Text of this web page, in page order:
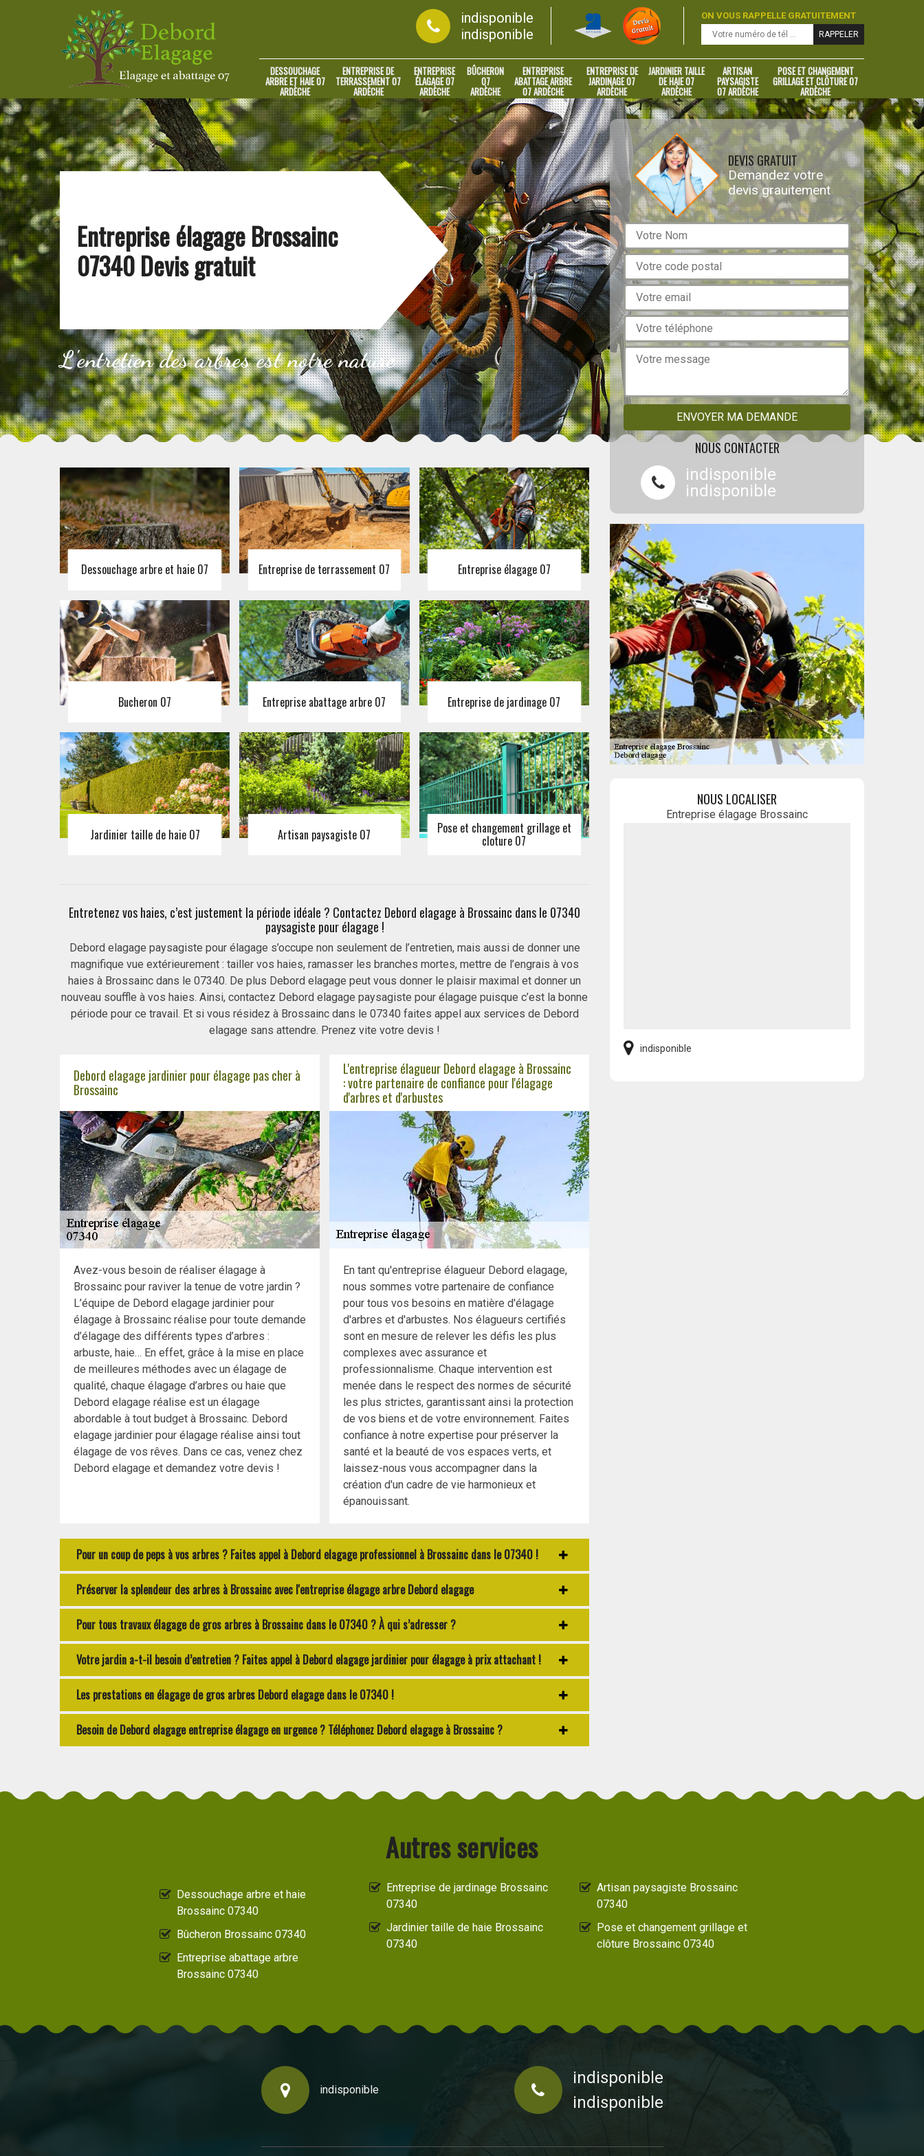
indisponible
indisponible
ON VOUS RAPPELLE GRATUITEMENT
DESSOUCHAGE
ARBRE ET HAIE 07
ARDÈCHE
ENTREPRISE DE
TERRASSEMENT 07
ARDÈCHE
ENTREPRISE
ÉLAGAGE 07
ARDÈCHE
BÛCHERON
07
ARDÈCHE
ENTREPRISE
ABATTAGE ARBRE
07 ARDÈCHE
ENTREPRISE DE
JARDINAGE 07
ARDÈCHE
JARDINIER TAILLE
DE HAIE 07
ARDÈCHE
ARTISAN
PAYSAGISTE
07 ARDÈCHE
POSE ET CHANGEMENT
GRILLAGE ET CLÔTURE 07
ARDÈCHE
Entreprise élagage Brossainc
07340 Devis gratuit
L'entretien des arbres est notre nature
Dessouchage arbre et haie 07 Entreprise de terrassement 07 Entreprise élagage 07
Bucheron 07 Entreprise abattage arbre 07 Entreprise de jardinage 07
Jardinier taille de haie 07 Artisan paysagiste 07 Pose et changement grillage et
cloture 07
Entretenez vos haies, c’est justement la période idéale ? Contactez Debord elagage à Brossainc dans le 07340
paysagiste pour élagage !
Debord elagage paysagiste pour élagage s’occupe non seulement de l’entretien, mais aussi de donner une
magnifique vue extérieurement : tailler vos haies, ramasser les branches mortes, mettre de l’engrais à vos
haies à Brossainc dans le 07340. De plus Debord elagage peut vous donner le plaisir maximal et donner un
nouveau souffle à vos haies. Ainsi, contactez Debord elagage paysagiste pour élagage puisque c’est la bonne
période pour ce travail. Et si vous résidez à Brossainc dans le 07340 faites appel aux services de Debord
elagage sans attendre. Prenez vite votre devis !
Debord elagage jardinier pour élagage pas cher à
Brossainc
Avez-vous besoin de réaliser élagage à
Brossainc pour raviver la tenue de votre jardin ?
L’équipe de Debord elagage jardinier pour
élagage à Brossainc réalise pour toute demande
d’élagage des différents types d’arbres :
arbuste, haie… En effet, grâce à la mise en place
de meilleures méthodes avec un élagage de
qualité, chaque élagage d’arbres ou haie que
Debord elagage réalise est un élagage
abordable à tout budget à Brossainc. Debord
elagage jardinier pour élagage réalise ainsi tout
élagage de vos rêves. Dans ce cas, venez chez
Debord elagage et demandez votre devis !
L'entreprise élagueur Debord elagage à Brossainc
: votre partenaire de confiance pour l'élagage
d'arbres et d'arbustes
En tant qu'entreprise élagueur Debord elagage,
nous sommes votre partenaire de confiance
pour tous vos besoins en matière d'élagage
d'arbres et d'arbustes. Nos élagueurs certifiés
sont en mesure de relever les défis les plus
complexes avec assurance et
professionnalisme. Chaque intervention est
menée dans le respect des normes de sécurité
les plus strictes, garantissant ainsi la protection
de vos biens et de votre environnement. Faites
confiance à notre expertise pour préserver la
santé et la beauté de vos espaces verts, et
laissez-nous vous accompagner dans la
création d'un cadre de vie harmonieux et
épanouissant.
Pour un coup de peps à vos arbres ? Faites appel à Debord elagage professionnel à Brossainc dans le 07340 !
Préserver la splendeur des arbres à Brossainc avec l'entreprise élagage arbre Debord elagage
Pour tous travaux élagage de gros arbres à Brossainc dans le 07340 ? À qui s’adresser ?
Votre jardin a-t-il besoin d’entretien ? Faites appel à Debord elagage jardinier pour élagage à prix attachant !
Les prestations en élagage de gros arbres Debord elagage dans le 07340 !
Besoin de Debord elagage entreprise élagage en urgence ? Téléphonez Debord elagage à Brossainc ?
DEVIS GRATUIT
Demandez votre
devis grauitement
NOUS CONTACTER
indisponible
indisponible
NOUS LOCALISER
Entreprise élagage Brossainc
indisponible
Autres services
Dessouchage arbre et haie
Brossainc 07340
Bûcheron Brossainc 07340
Entreprise abattage arbre
Brossainc 07340
Entreprise de jardinage Brossainc
07340
Jardinier taille de haie Brossainc
07340
Artisan paysagiste Brossainc
07340
Pose et changement grillage et
clôture Brossainc 07340
indisponible
indisponible
indisponible